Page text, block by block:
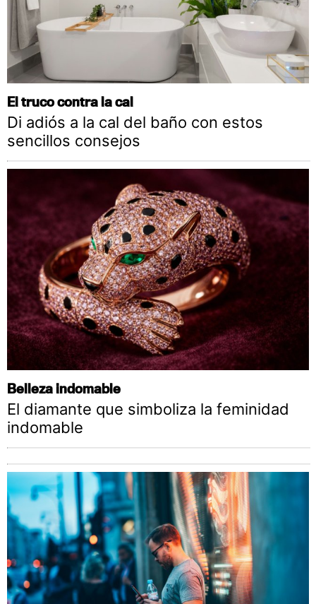
El truco contra la cal
Di adiós a la cal del baño con estos
sencillos consejos
Belleza indomable
El diamante que simboliza la feminidad
indomable